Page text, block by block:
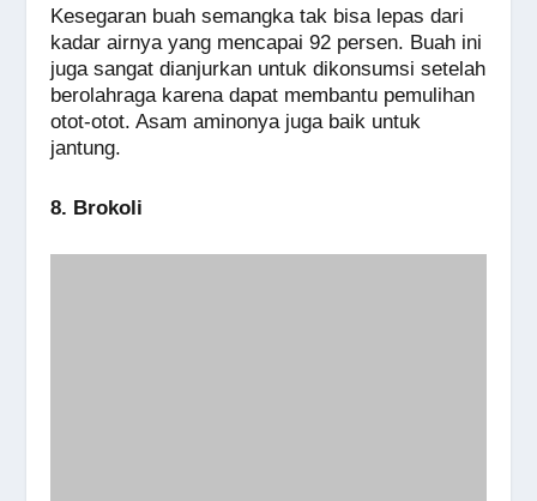
Kesegaran buah semangka tak bisa lepas dari
kadar airnya yang mencapai 92 persen. Buah ini
juga sangat dianjurkan untuk dikonsumsi setelah
berolahraga karena dapat membantu pemulihan
otot-otot. Asam aminonya juga baik untuk
jantung.
8. Brokoli